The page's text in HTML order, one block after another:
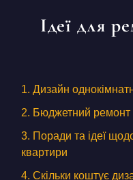
ВАРТІСТЬ
ПРО КОМПАНІЮ
Ідеї ​​для
1. Дизайн
2. Бюджетний ремонт
3. Поради та ідеї
квартири
4. Скільки коштує